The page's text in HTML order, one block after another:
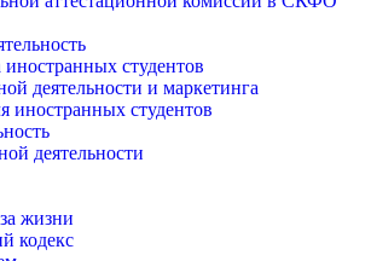
иностранных студентов
деятельности и маркетинга
иностранных студентов
деятельности
жизни
кодекс